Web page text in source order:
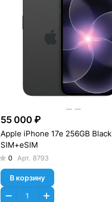
55 000 ₽
Apple iPhone 17e 256GB Black
SIM+eSIM
0 Арт. 8793
В корзину